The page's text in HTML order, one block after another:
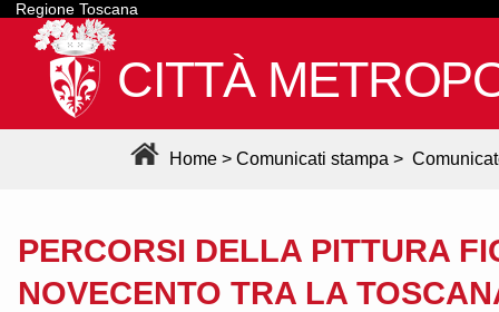
Regione Toscana
CITTÀ
Home > Comunicati stampa >
PERCORSI DELLA PITTURA
NOVECENTO TRA LA